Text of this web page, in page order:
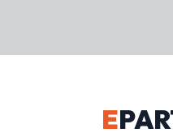
E